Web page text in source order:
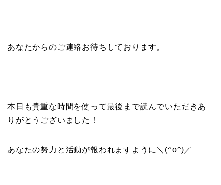
あなたからのご連絡お待ちしております。
本日も貴重な時間を使って最後まで読んでいただきあ
りがとうございました！
あなたの努力と活動が報われますように＼(^o^)／